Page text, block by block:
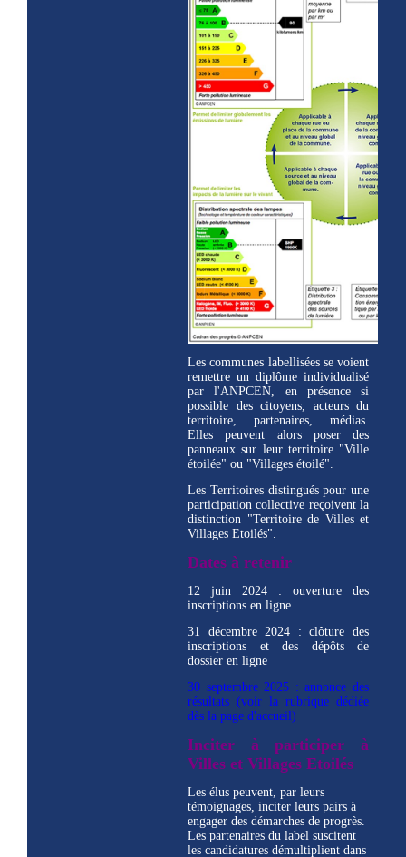
Les communes labellisées se voient
remettre un diplôme individualisé
par l'ANPCEN, en présence si
possible des citoyens, acteurs du
territoire, partenaires, médias.
Elles peuvent alors poser des
panneaux sur leur territoire "Ville
étoilée" ou "Villages étoilé".
Les Territoires distingués pour une
participation collective reçoivent la
distinction "Territoire de Villes et
Villages Etoilés".
Dates à retenir
12 juin 2024 : ouverture des
inscriptions en ligne
31 décembre 2024 : clôture des
inscriptions et des dépôts de
dossier en ligne
30 septembre 2025 : annonce des
résultats (voir la rubrique dédiée
dès la page d'accueil)
Inciter à participer à
Villes et Villages Etoilés
Les élus peuvent, par leurs
témoignages, inciter leurs pairs à
engager des démarches de progrès.
Les partenaires du label suscitent
les candidatures démultiplient dans